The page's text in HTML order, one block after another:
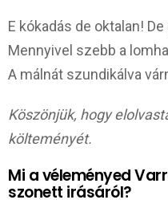
E kókadás de oktalan!
Mennyivel szebb a
A málnát szundikálva
Köszönjük, hogy
költeményét.
Mi a véleményed
szonett irásáról?